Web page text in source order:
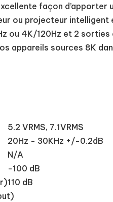
façon d’apporter
ou projecteur
4K/120Hz et 2 sorties
appareils sources 8K
5.2 VRMS, 7.1VRMS
20Hz - 30KHz +/-0.2dB
N/A
-100 dB
110 dB